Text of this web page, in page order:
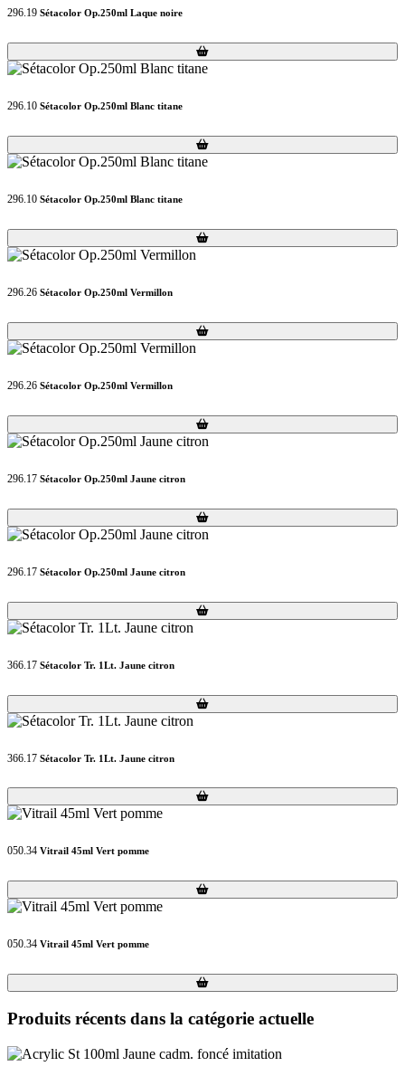
296.19 Sétacolor Op.250ml Laque noire
Loading...
Loading...
296.10 Sétacolor Op.250ml Blanc titane
Loading...
Loading...
296.10 Sétacolor Op.250ml Blanc titane
Loading...
Loading...
296.26 Sétacolor Op.250ml Vermillon
Loading...
Loading...
296.26 Sétacolor Op.250ml Vermillon
Loading...
Loading...
296.17 Sétacolor Op.250ml Jaune citron
Loading...
Loading...
296.17 Sétacolor Op.250ml Jaune citron
Loading...
Loading...
366.17 Sétacolor Tr. 1Lt. Jaune citron
Loading...
Loading...
366.17 Sétacolor Tr. 1Lt. Jaune citron
Loading...
Loading...
050.34 Vitrail 45ml Vert pomme
Loading...
Loading...
050.34 Vitrail 45ml Vert pomme
Loading...
Loading...
Produits récents dans la catégorie actuelle